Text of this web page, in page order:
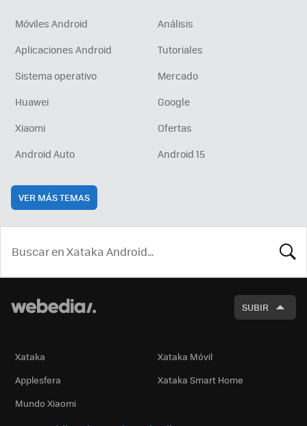
Móviles Android
Análisis
Aplicaciones Android
Tutoriales
Sistema operativo
Mercado
Huawei
Google
Xiaomi
Ofertas
Android Auto
Android 15
VER MÁS TEMAS
SUBIR
Xataka
Xataka Móvil
Applesfera
Xataka Smart Home
Mundo Xiaomi